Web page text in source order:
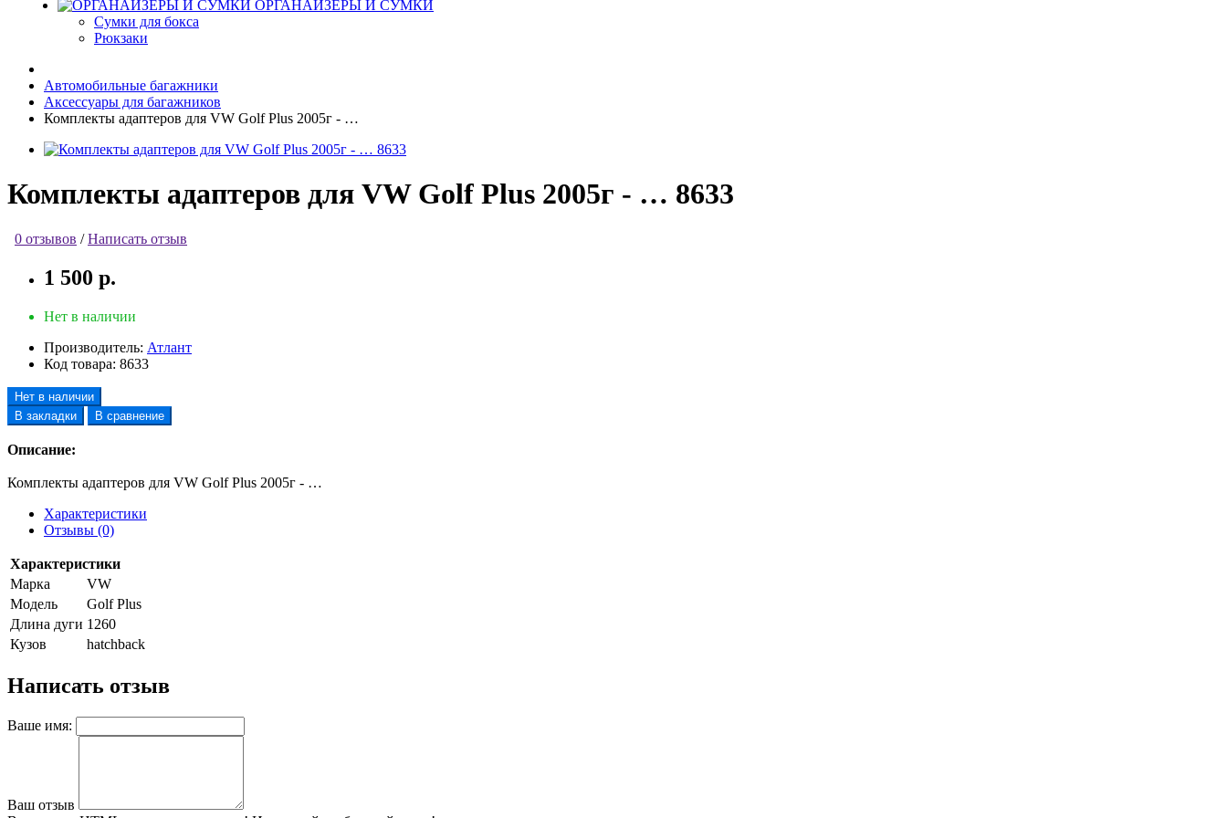
ОРГАНАЙЗЕРЫ И СУМКИ
Сумки для бокса
Рюкзаки
Автомобильные багажники
Аксессуары для багажников
Комплекты адаптеров для VW Golf Plus 2005г - …
Комплекты адаптеров для VW Golf Plus 2005г - … 8633
0 отзывов /Написать отзыв
1 500 р.
Нет в наличии
Производитель: Атлант
Код товара: 8633
Нет в наличии
В закладки
В сравнение
Описание:
Комплекты адаптеров для VW Golf Plus 2005г - …
Характеристики
Отзывы (0)
Характеристики
Марка
VW
Модель
Golf Plus
Длина дуги 1260
Кузов
hatchback
Написать отзыв
Ваше имя:
Ваш отзыв